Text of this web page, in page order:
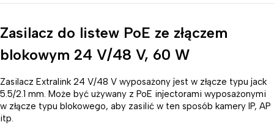
Zasilacz do listew PoE ze złączem
blokowym 24 V/48 V, 60 W
Zasilacz Extralink 24 V/48 V wyposażony jest w złącze typu jack
5.5/2.1 mm. Może być używany z PoE injectorami wyposażonymi
w złącze typu blokowego, aby zasilić w ten sposób kamery IP, AP
itp.